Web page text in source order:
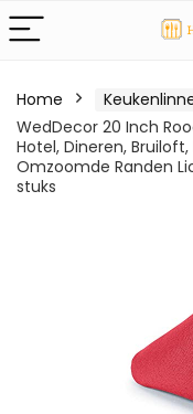
Home
WedDecor 20 Inch
Hotel, Dineren,
Omzoomde Randen
stuks